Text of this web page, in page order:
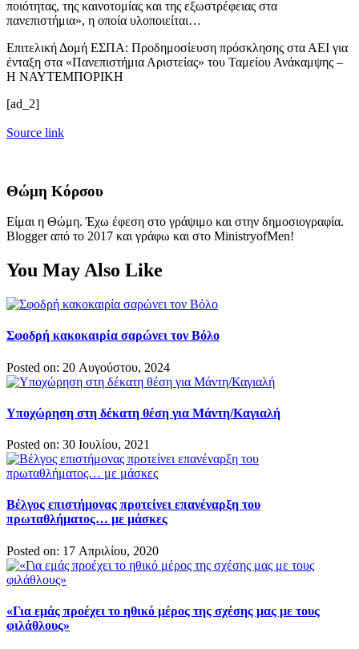
ποιότητας, της καινοτομίας και της εξωστρέφειας στα
πανεπιστήμια», η οποία υλοποιείται…
Επιτελική Δομή ΕΣΠΑ: Προδημοσίευση πρόσκλησης στα ΑΕΙ για
ένταξη στα «Πανεπιστήμια Αριστείας» του Ταμείου Ανάκαμψης –
Η ΝΑΥΤΕΜΠΟΡΙΚΗ
[ad_2]
Source link
Θώμη Κόρσου
Είμαι η Θώμη. Έχω έφεση στο γράψιμο και στην δημοσιογραφία.
Blogger από το 2017 και γράφω και στο MinistryofMen!
You May Also Like
Σφοδρή κακοκαιρία σαρώνει τον Βόλο
Posted on: 20 Αυγούστου, 2024
Υποχώρηση στη δέκατη θέση για Μάντη/Καγιαλή
Posted on: 30 Ιουλίου, 2021
Βέλγος επιστήμονας προτείνει επανέναρξη του
πρωταθλήματος… με μάσκες
Posted on: 17 Απριλίου, 2020
«Για εμάς προέχει το ηθικό μέρος της σχέσης μας με τους
φιλάθλους»